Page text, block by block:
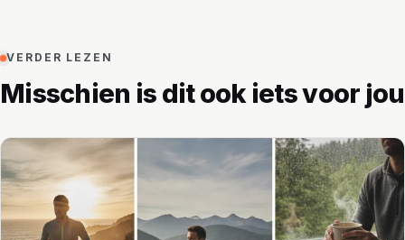
VERDER LEZEN
Misschien is dit ook iets voor jou